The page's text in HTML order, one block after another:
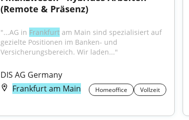
(Remote & Präsenz)
"...AG in Frankfurt am Main sind spezialisiert auf
gezielte Positionen im Banken- und
Versicherungsbereich. Wir laden..."
DIS AG Germany
Frankfurt am Main
Homeoffice Vollzeit